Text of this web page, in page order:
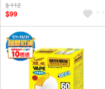
$ 112
$99